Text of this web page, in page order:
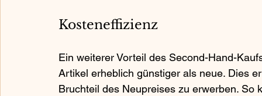
Kosteneffizienz
Ein weiterer Vorteil des Second-Hand-
Artikel erheblich günstiger als neue. Dies
Bruchteil des Neupreises zu erwerben.